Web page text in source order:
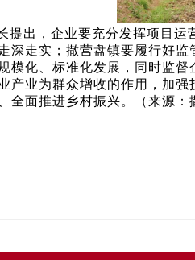
提出，企业要充分发挥项目
深走实；撒营盘镇要履行好
模化、标准化发展，同时监
产业为群众增收的作用，加
全面推进乡村振兴。（来源